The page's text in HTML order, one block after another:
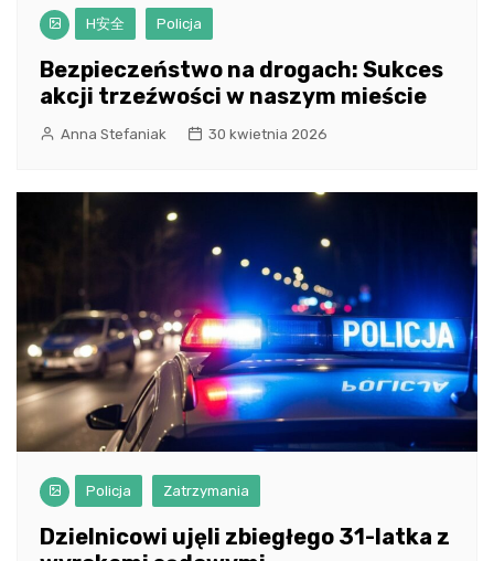
H安全 Policja
Bezpieczeństwo na drogach: Sukces
akcji trzeźwości w naszym mieście
Anna Stefaniak 30 kwietnia 2026
Policja Zatrzymania
Dzielnicowi ujęli zbiegłego 31-latka z